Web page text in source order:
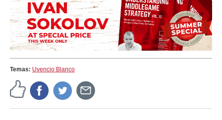
Temas: Uvencio Blanco